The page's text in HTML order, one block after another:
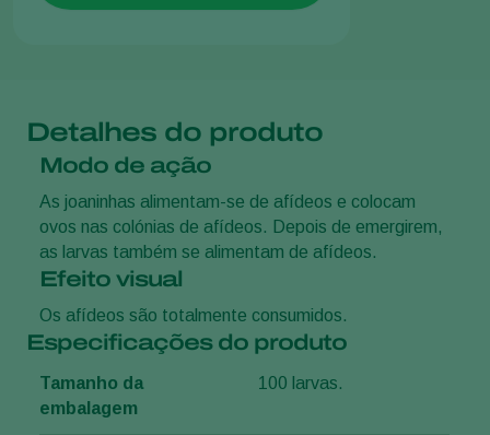
Detalhes do produto
Modo de ação
As joaninhas alimentam-se de afídeos e colocam
ovos nas colónias de afídeos. Depois de emergirem,
as larvas também se alimentam de afídeos.
Efeito visual
Os afídeos são totalmente consumidos.
Especificações do produto
Tamanho da
embalagem
100 larvas.